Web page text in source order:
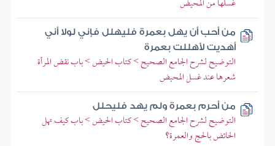
من أحب أن يهل بعمرة فليهلل فإني لولا أني
أهديت لأهللت بعمرة
التوضيح لشرح الجامع الصحيح > كتاب الحيض > باب نقض المرأة
شعرها عند غسل المحيض
من أحرم بعمرة ولم يهد فليحلل
التوضيح لشرح الجامع الصحيح > كتاب الحيض > باب كيف تهل
الحائض بالحج والعمرة؟